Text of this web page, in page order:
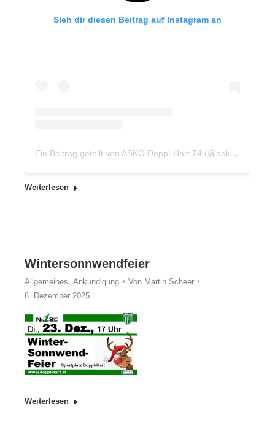
Sieh dir diesen Beitrag auf Instagram an
Ein Beitrag geteilt von ASKÖ Doppl-Hart 74 (@askoe_doppl_hart_74)
Weiterlesen
Wintersonnwendfeier
Allgemeines Ankündigung Von Martin Scheer
8. Dezember 2025
Weiterlesen